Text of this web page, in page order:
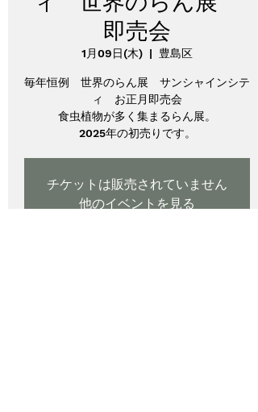
即売会
1月09日(木)
  |
豊島区
毎年恒例 世界のらん展 サンシャインシテ
ィ お正月即売会
食虫植物が多く集まるらん展。
2025年の初売りです。
チケットは販売されていません
他のイベントを見る